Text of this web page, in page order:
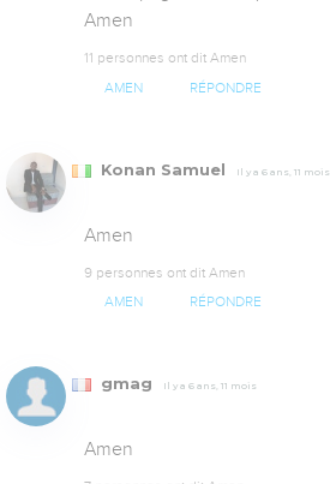
Amen
11 personnes ont dit Amen
AMEN RÉPONDRE
Konan Samuel Il y a 6 ans, 11 mois
Amen
9 personnes ont dit Amen
AMEN RÉPONDRE
gmag Il y a 6 ans, 11 mois
Amen